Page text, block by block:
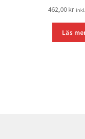
462,00kr
Läs